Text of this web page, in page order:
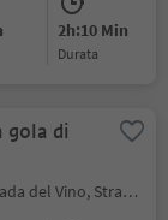
2h:10 Min
durata
gola di
Termeno sulla Strada del Vino, Strada del Vino